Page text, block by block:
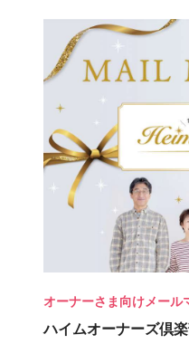
オーナーさま向けメール
ハイムオーナーズ倶